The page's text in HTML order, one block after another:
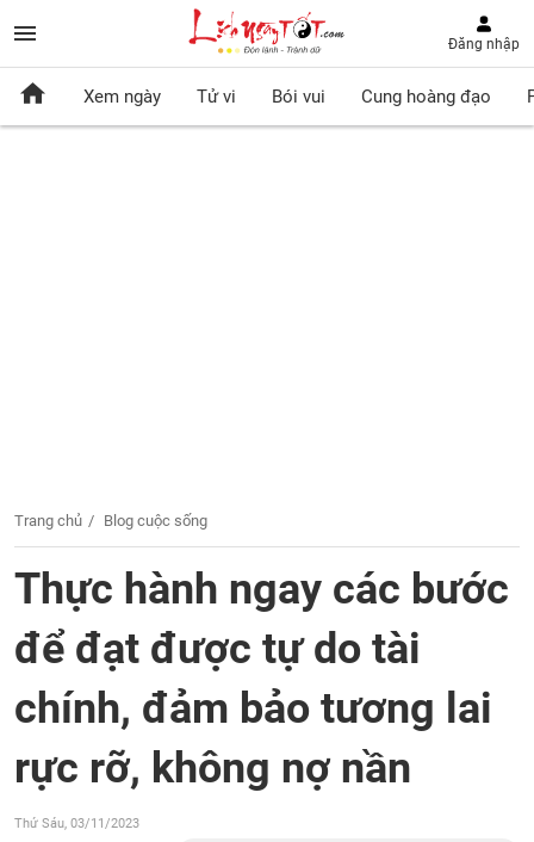
Đăng nhập
Xem ngày Tử vi Bói vui Cung hoàng đạo
Trang chủ Blog cuộc sống
Thực hành ngay các bước
để đạt được tự do tài
chính, đảm bảo tương lai
rực rỡ, không nợ nần
Thứ Sáu, 03/11/2023